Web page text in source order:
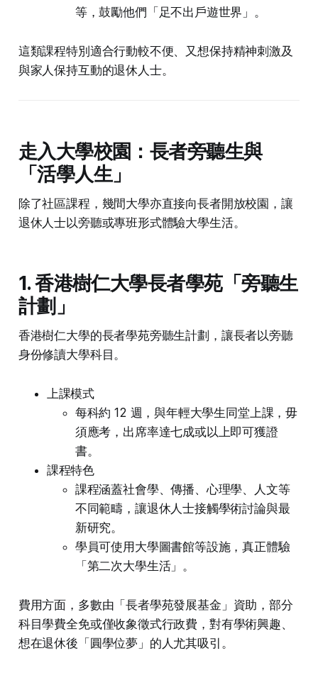
等，鼓勵他們「足不出戶遊世界」。
這類課程特別適合行動較不便、又想保持精神刺激及
與家人保持互動的退休人士。
走入大學校園：長者旁聽生與
「活學人生」
除了社區課程，幾間大學亦直接向長者開放校園，讓
退休人士以旁聽或專班形式體驗大學生活。
1. 香港樹仁大學長者學苑「旁聽生
計劃」
香港樹仁大學的長者學苑旁聽生計劃，讓長者以旁聽
身份修讀大學科目。
上課模式
每科約 12 週，與年輕大學生同堂上課，毋
須應考，出席率達七成或以上即可獲證
書。
課程特色
課程涵蓋社會學、傳播、心理學、人文等
不同範疇，讓退休人士接觸學術討論與最
新研究。
學員可使用大學圖書館等設施，真正體驗
「第二次大學生活」。
費用方面，多數由「長者學苑發展基金」資助，部分
科目學費全免或僅收象徵式行政費，對有學術興趣、
想在退休後「圓學位夢」的人尤其吸引。